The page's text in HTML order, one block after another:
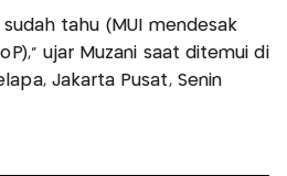
sudah tahu (MUI mendesak
ujar Muzani saat ditemui di
Jakarta Pusat, Senin